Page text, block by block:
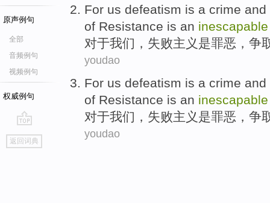
原声例句
全部
音频例句
视频例句
权威例句
go
top
返回词典
For us defeatism is a crime and
of Resistance is an inescapable
对于我们 ，失败主义 是罪恶 ， 争
youdao
For us defeatism is a crime and
of Resistance is an inescapable
对于我们 ，失败主义 是罪恶 ， 争
youdao